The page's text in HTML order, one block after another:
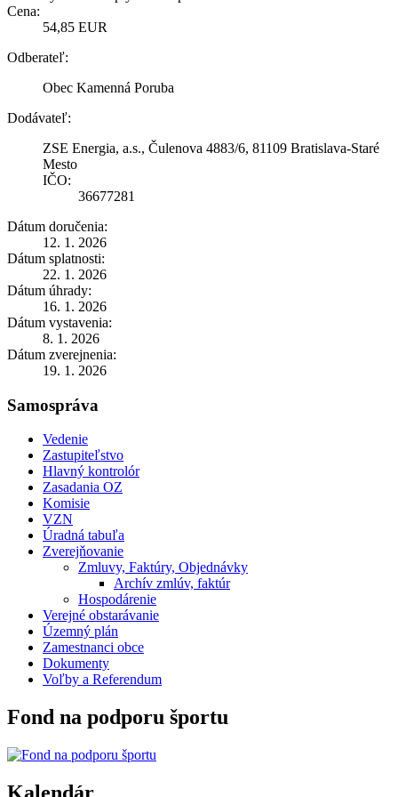
Cena:
54,85 EUR
Odberateľ:
Obec Kamenná Poruba
Dodávateľ:
ZSE Energia, a.s., Čulenova 4883/6, 81109 Bratislava-Staré
Mesto
IČO:
36677281
Dátum doručenia:
12. 1. 2026
Dátum splatnosti:
22. 1. 2026
Dátum úhrady:
16. 1. 2026
Dátum vystavenia:
8. 1. 2026
Dátum zverejnenia:
19. 1. 2026
Samospráva
Vedenie
Zastupiteľstvo
Hlavný kontrolór
Zasadania OZ
Komisie
VZN
Úradná tabuľa
Zverejňovanie
Zmluvy, Faktúry, Objednávky
Archív zmlúv, faktúr
Hospodárenie
Verejné obstarávanie
Územný plán
Zamestnanci obce
Dokumenty
Voľby a Referendum
Fond na podporu športu